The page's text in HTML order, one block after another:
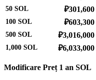
50 SOL ₽301,600
100 SOL ₽603,300
500 SOL ₽3,016,000
1,000 SOL ₽6,033,000
Modificare Preț 1 an SOL